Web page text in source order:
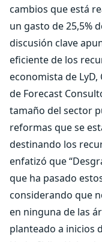
cambios que está
un gasto de 25,5%
discusión clave
eficiente de los
economista de LyD,
de Forecast
tamaño del sector
reformas que se
destinando los
enfatizó que
que ha pasado
considerando que
en ninguna de las
planteado a inicios